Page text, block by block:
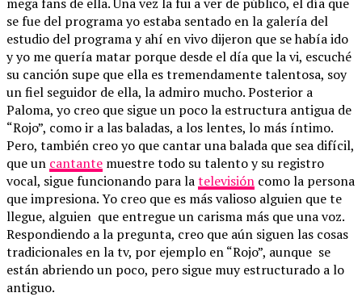
se fue del programa yo estaba sentado en la galería del
estudio del programa y ahí en vivo dijeron que se había ido
y yo me quería matar porque desde el día que la vi, escuché
su canción supe que ella es tremendamente talentosa, soy
un fiel seguidor de ella, la admiro mucho. Posterior a
Paloma, yo creo que sigue un poco la estructura antigua de
“Rojo”, como ir a las baladas, a los lentes, lo más íntimo.
Pero, también creo yo que cantar una balada que sea difícil,
que un cantante muestre todo su talento y su registro
vocal, sigue funcionando para latelevisión como la persona
que impresiona. Yo creo que es más valioso alguien que te
llegue, alguien que entregue un carisma más que una voz.
Respondiendo a la pregunta, creo que aún siguen las cosas
tradicionales en la tv, por ejemplo en “Rojo”, aunque se
están abriendo un poco, pero sigue muy estructurado a lo
antiguo.